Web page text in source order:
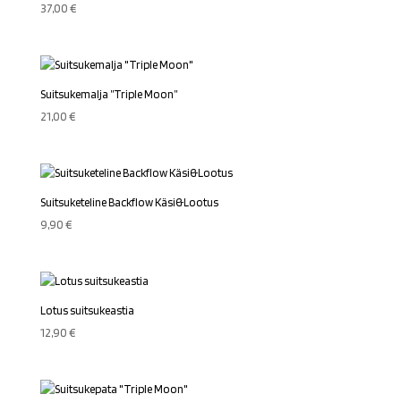
37,00€
Suitsukemalja ”Triple Moon”
21,00€
Suitsuketeline Backflow Käsi&Lootus
9,90€
Lotus suitsukeastia
12,90€